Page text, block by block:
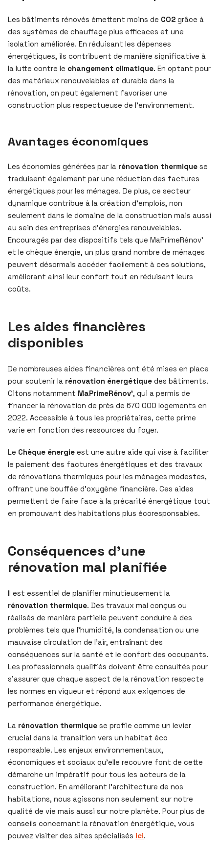
Les bâtiments rénovés émettent moins de CO2 grâce à
des systèmes de chauffage plus efficaces et une
isolation améliorée. En réduisant les dépenses
énergétiques, ils contribuent de manière significative à
la lutte contre le changement climatique. En optant pour
des matériaux renouvelables et durable dans la
rénovation, on peut également favoriser une
construction plus respectueuse de l’environnement.
Avantages économiques
Les économies générées par la rénovation thermique se
traduisent également par une réduction des factures
énergétiques pour les ménages. De plus, ce secteur
dynamique contribue à la création d’emplois, non
seulement dans le domaine de la construction mais aussi
au sein des entreprises d’énergies renouvelables.
Encouragés par des dispositifs tels que MaPrimeRénov’
et le chèque énergie, un plus grand nombre de ménages
peuvent désormais accéder facilement à ces solutions,
améliorant ainsi leur confort tout en réduisant leurs
coûts.
Les aides financières
disponibles
De nombreuses aides financières ont été mises en place
pour soutenir la rénovation énergétique des bâtiments.
Citons notamment MaPrimeRénov’, qui a permis de
financer la rénovation de près de 670 000 logements en
2022. Accessible à tous les propriétaires, cette prime
varie en fonction des ressources du foyer.
Le Chèque énergie est une autre aide qui vise à faciliter
le paiement des factures énergétiques et des travaux
de rénovations thermiques pour les ménages modestes,
offrant une bouffée d’oxygène financière. Ces aides
permettent de faire face à la précarité énergétique tout
en promouvant des habitations plus écoresponsables.
Conséquences d’une
rénovation mal planifiée
Il est essentiel de planifier minutieusement la
rénovation thermique. Des travaux mal conçus ou
réalisés de manière partielle peuvent conduire à des
problèmes tels que l’humidité, la condensation ou une
mauvaise circulation de l’air, entraînant des
conséquences sur la santé et le confort des occupants.
Les professionnels qualifiés doivent être consultés pour
s’assurer que chaque aspect de la rénovation respecte
les normes en vigueur et répond aux exigences de
performance énergétique.
La rénovation thermique se profile comme un levier
crucial dans la transition vers un habitat éco
responsable. Les enjeux environnementaux,
économiques et sociaux qu’elle recouvre font de cette
démarche un impératif pour tous les acteurs de la
construction. En améliorant l’architecture de nos
habitations, nous agissons non seulement sur notre
qualité de vie mais aussi sur notre planète. Pour plus de
conseils concernant la rénovation énergétique, vous
pouvez visiter des sites spécialisés ici.